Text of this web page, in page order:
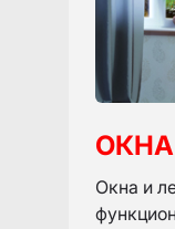
Окна и